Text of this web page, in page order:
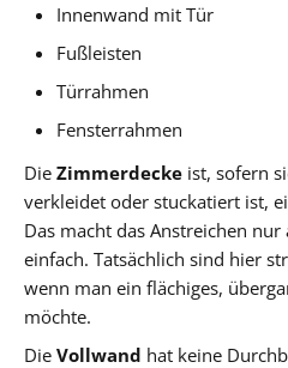
Innenwand mit Tür
Fußleisten
Türrahmen
Fensterrahmen
Die Zimmerdecke ist, sofern
verkleidet oder stuckatiert ist,
Das macht das Anstreichen
einfach. Tatsächlich sind hier
wenn man ein flächiges,
möchte.
Die Vollwand hat keine